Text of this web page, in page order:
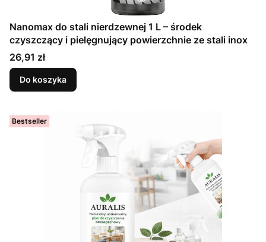
Nanomax do stali nierdzewnej 1 L – środek
czyszczący i pielęgnujący powierzchnie ze stali inox
Cena
26,91 zł
Do koszyka
Bestseller